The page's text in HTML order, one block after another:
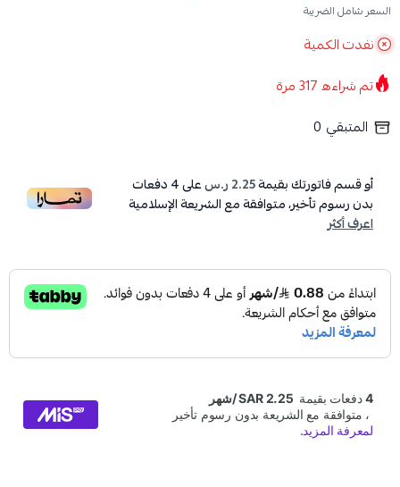
السعر شامل الضريبة
نفدت الكمية
تم شراءه317مرة
المتبقي 0
أو قسم فاتورتك بقيمة2.25 ر.س على4دفعات
بدون رسوم تأخير، متوافقة مع الشريعة الإسلامية
اعرف أكثر